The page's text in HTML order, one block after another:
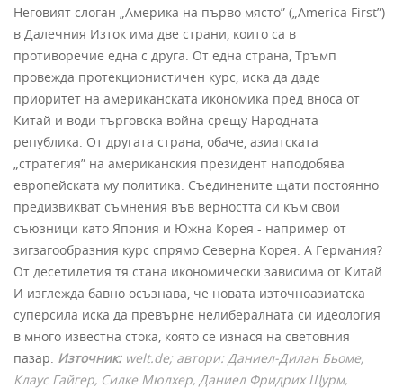
Неговият слоган „Америка на първо място” („America First”)
в Далечния Изток има две страни, които са в
противоречие една с друга. От една страна, Тръмп
провежда протекционистичен курс, иска да даде
приоритет на американската икономика пред вноса от
Китай и води търговска война срещу Народната
република. От другата страна, обаче, азиатската
„стратегия” на американския президент наподобява
европейската му политика. Съединените щати постоянно
предизвикват съмнения във верността си към свои
съюзници като Япония и Южна Корея - например от
зигзагообразния курс спрямо Северна Корея. А Германия?
От десетилетия тя стана икономически зависима от Китай.
И изглежда бавно осъзнава, че новата източноазиатска
суперсила иска да превърне нелибералната си идеология
в много известна стока, която се изнася на световния
пазар. Източник: welt.de; автори: Даниел-Дилан Бьоме,
Клаус Гайгер, Силке Мюлхер, Даниел Фридрих Щурм,